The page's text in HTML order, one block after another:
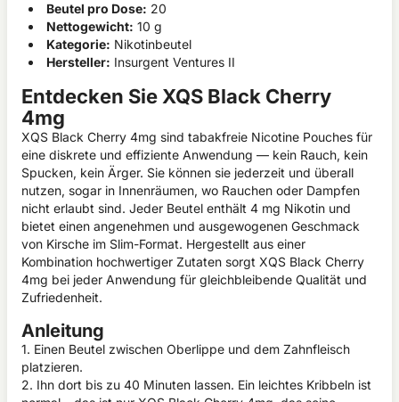
Beutel pro Dose: 20
Nettogewicht: 10 g
Kategorie: Nikotinbeutel
Hersteller: Insurgent Ventures II
Entdecken Sie XQS Black Cherry
4mg
XQS Black Cherry 4mg sind tabakfreie Nicotine Pouches für
eine diskrete und effiziente Anwendung — kein Rauch, kein
Spucken, kein Ärger. Sie können sie jederzeit und überall
nutzen, sogar in Innenräumen, wo Rauchen oder Dampfen
nicht erlaubt sind. Jeder Beutel enthält 4 mg Nikotin und
bietet einen angenehmen und ausgewogenen Geschmack
von Kirsche im Slim-Format. Hergestellt aus einer
Kombination hochwertiger Zutaten sorgt XQS Black Cherry
4mg bei jeder Anwendung für gleichbleibende Qualität und
Zufriedenheit.
Anleitung
1. Einen Beutel zwischen Oberlippe und dem Zahnfleisch
platzieren.
2. Ihn dort bis zu 40 Minuten lassen. Ein leichtes Kribbeln ist